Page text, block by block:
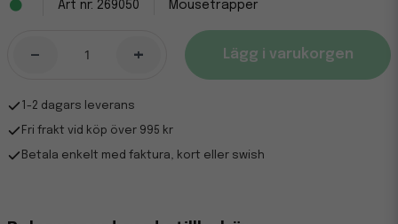
269050 Mousetrapper
- + Lägg i varukorgen
1-2 dagars leverans
Fri frakt vid köp över 995 kr
Betala enkelt med faktura, kort eller swish